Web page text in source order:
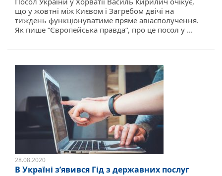
що у жовтні між Києвом і Загребом двічі на
тиждень функціонуватиме пряме авіасполучення.
Як пише “Європейська правда“, про це посол у ...
28.08.2020
В Україні з’явився Гід з державних послуг